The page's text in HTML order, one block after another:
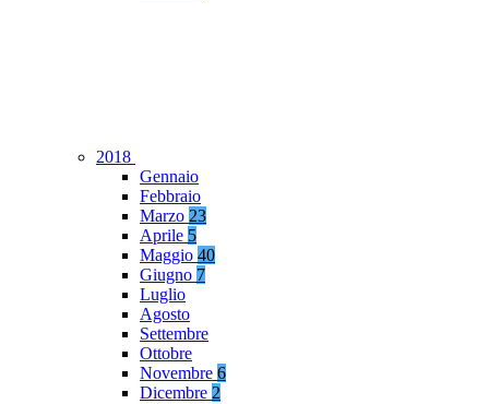
2018
Gennaio
Febbraio
Marzo 23
Aprile 5
Maggio 40
Giugno 7
Luglio
Agosto
Settembre
Ottobre
Novembre 6
Dicembre 2